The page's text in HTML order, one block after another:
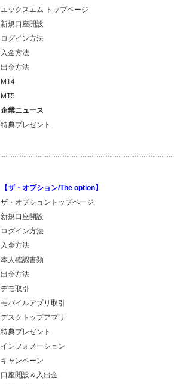
エックスエム トップページ
新規口座開設
ログイン方法
入金方法
出金方法
MT4
MT5
企業ニュース
特典プレゼント
【ザ・オプション/The option】
ザ・オプショントップページ
新規口座開設
ログイン方法
入金方法
本人確認書類
出金方法
デモ取引
モバイルアプリ取引
デスクトップアプリ
特典プレゼント
インフォメーション
キャンペーン
口座開設＆入出金